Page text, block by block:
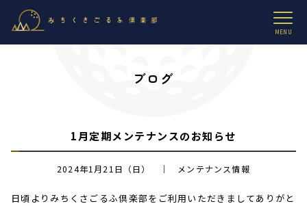
MENU
ブログ
1月定期メンテナンスのお知らせ
2024年1月21日（日） ｜ メンテナンス情報
日頃よりみちくさごるふ倶楽部をご利用いただきましてありがと